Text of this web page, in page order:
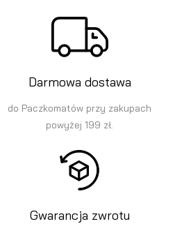
Darmowa dostawa
do Paczkomatów przy zakupach
powyżej 199 zł.
Gwarancja zwrotu